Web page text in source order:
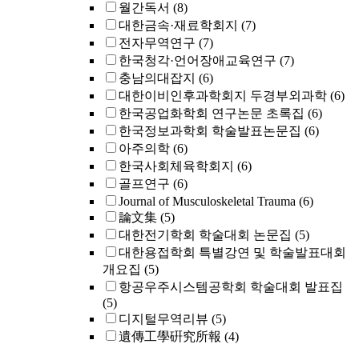
월간독서 (8)
대한금속·재료학회지 (7)
전자무역연구 (7)
한국청각·언어장애교육연구 (7)
충남의대잡지 (6)
대한이비인후과학회지 두경부외과학 (6)
한국공업화학회 연구논문 초록집 (6)
한국정보과학회 학술발표논문집 (6)
아주의학 (6)
한국사회체육학회지 (6)
골프연구 (6)
Journal of Musculoskeletal Trauma (6)
論文集 (5)
대한전기학회 학술대회 논문집 (5)
대한용접학회 특별강연 및 학술발표대회
개요집 (5)
항공우주시스템공학회 학술대회 발표집
(5)
디지털무역리뷰 (5)
遺傳工學硏究所報 (4)